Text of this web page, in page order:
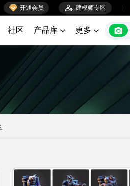
 开通会员  建模师专区
社区 产品库  更多  